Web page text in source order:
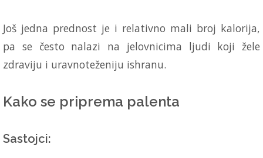
Još jedna prednost je i relativno mali broj kalorija,
pa se često nalazi na jelovnicima ljudi koji žele
zdraviju i uravnoteženiju ishranu.
Kako se priprema palenta
Sastojci: